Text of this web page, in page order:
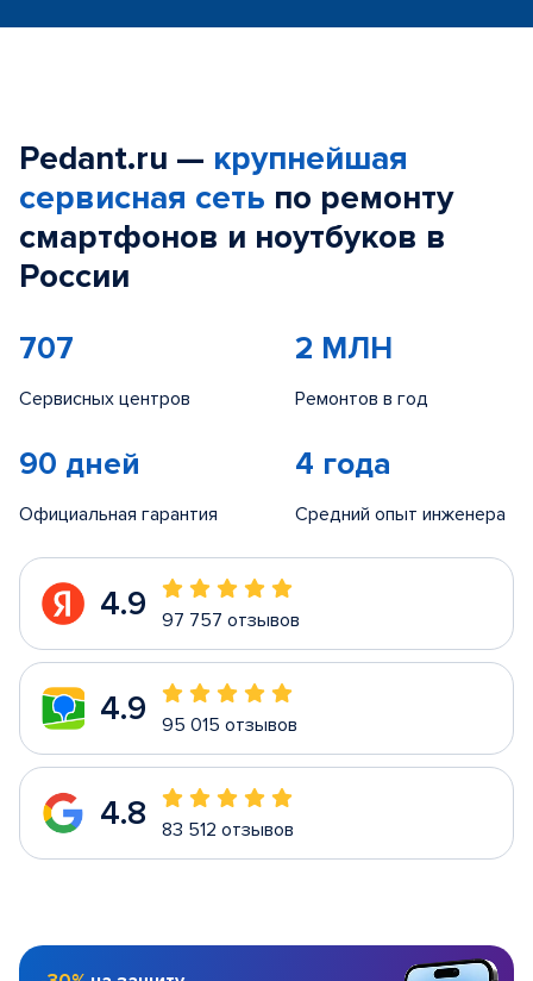
Pedant.ru — крупнейшая
сервисная сеть по ремонту
смартфонов и ноутбуков в
России
707
Сервисных центров
2 МЛН
Ремонтов в год
90 дней
Официальная гарантия
4 года
Средний опыт инженера
4.9 97 757 отзывов
4.9 95 015 отзывов
4.8 83 512 отзывов